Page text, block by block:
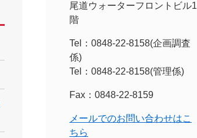
尾道ウォーターフロントビル1
階
Tel：0848-22-8158 企画調査
係
Tel：0848-22-8158 管理係
Fax：0848-22-8159
メールでのお問い合わせはこ
ちら